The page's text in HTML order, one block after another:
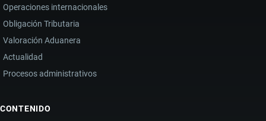
Operaciones internacionales
Obligación Tributaria
Valoración Aduanera
Actualidad
Procesos administrativos
CONTENIDO